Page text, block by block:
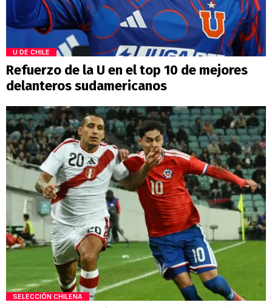
U DE CHILE
Refuerzo de la U en el top 10 de mejores
delanteros sudamericanos
SELECCIÓN CHILENA